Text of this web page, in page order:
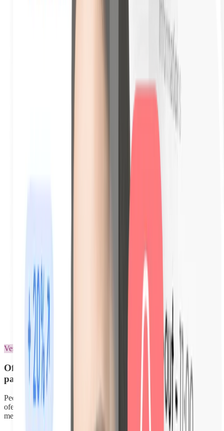
Exportação PDF para seguro
Venda de serviços adicionais
Ofereça serviços adicionais aos seus hóspedes a
partir do seu manual de boas-vindas
Pequeno-almoço, aluguer de bicicletas, limpeza durante a estadia,
ofereça serviços adicionais aos seus hóspedes sem enviar uma única
mensagem. Consultam, decidem e pagam.